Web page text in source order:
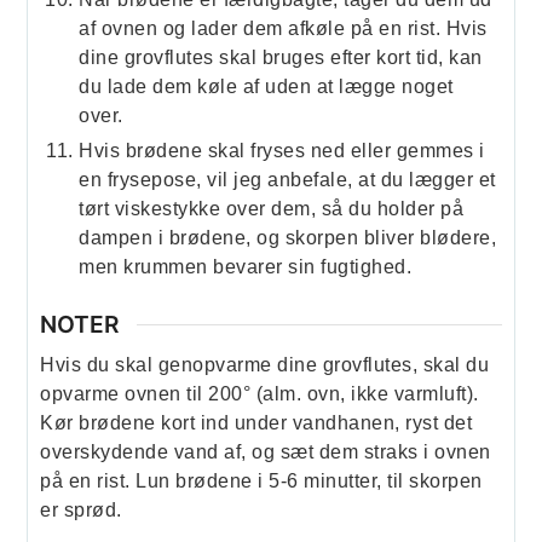
af ovnen og lader dem afkøle på en rist. Hvis
dine grovflutes skal bruges efter kort tid, kan
du lade dem køle af uden at lægge noget
over.
Hvis brødene skal fryses ned eller gemmes i
en frysepose, vil jeg anbefale, at du lægger et
tørt viskestykke over dem, så du holder på
dampen i brødene, og skorpen bliver blødere,
men krummen bevarer sin fugtighed.
NOTER
Hvis du skal genopvarme dine grovflutes, skal du
opvarme ovnen til 200° (alm. ovn, ikke varmluft).
Kør brødene kort ind under vandhanen, ryst det
overskydende vand af, og sæt dem straks i ovnen
på en rist. Lun brødene i 5-6 minutter, til skorpen
er sprød.